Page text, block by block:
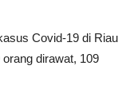
Covid-19 di Riau
dirawat, 109